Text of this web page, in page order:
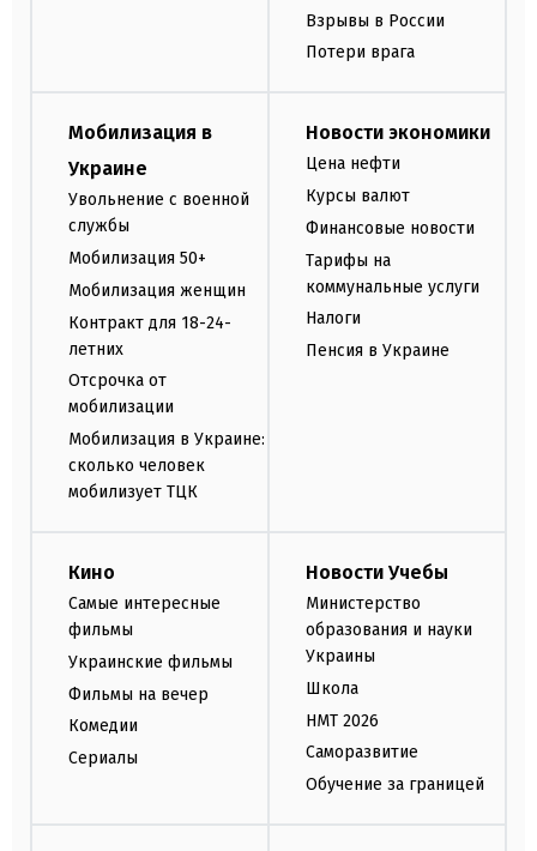
Взрывы в России
Потери врага
Мобилизация в
Украине
Увольнение с военной
службы
Мобилизация 50+
Мобилизация женщин
Контракт для 18-24-
летних
Отсрочка от
мобилизации
Мобилизация в Украине:
сколько человек
мобилизует ТЦК
Новости экономики
Цена нефти
Курсы валют
Финансовые новости
Тарифы на
коммунальные услуги
Налоги
Пенсия в Украине
Кино
Самые интересные
фильмы
Украинские фильмы
Фильмы на вечер
Комедии
Сериалы
Новости Учебы
Министерство
образования и науки
Украины
Школа
НМТ 2026
Саморазвитие
Обучение за границей